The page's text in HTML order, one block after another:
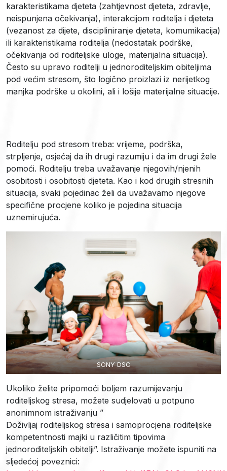
karakteristikama djeteta (zahtjevnost djeteta, zdravlje,
neispunjena očekivanja), interakcijom roditelja i djeteta
(vezanost za dijete, discipliniranje djeteta, komumikacija)
ili karakteristikama roditelja (nedostatak podrške,
očekivanja od roditeljske uloge, materijalna situacija).
Često su upravo roditelji u jednoroditeljskim obiteljima
pod većim stresom, što logično proizlazi iz nerijetkog
manjka podrške u okolini, ali i lošije materijalne situacije.
Roditelju pod stresom treba: vrijeme, podrška,
strpljenje, osjećaj da ih drugi razumiju i da im drugi žele
pomoći. Roditelju treba uvažavanje njegovih/njenih
osobitosti i osobitosti djeteta. Kao i kod drugih stresnih
situacija, svaki pojedinac želi da uvažavamo njegove
specifične procjene koliko je pojedina situacija
uznemirujuća.
SONY DSC
Ukoliko želite pripomoći boljem razumijevanju
roditeljskog stresa, možete sudjelovati u potpuno
anonimnom istraživanju ”
Doživljaj roditeljskog stresa i samoprocjena roditeljske
kompetentnosti majki u različitim tipovima
jednoroditeljskih obitelji”. Istraživanje možete ispuniti na
sljedećoj poveznici: